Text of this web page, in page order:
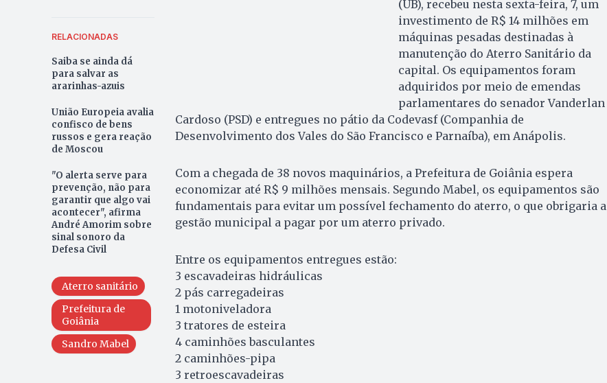
RELACIONADAS
Saiba se ainda dá
para salvar as
ararinhas-azuis
União Europeia avalia
confisco de bens
russos e gera reação
de Moscou
"O alerta serve para
prevenção, não para
garantir que algo vai
acontecer", afirma
André Amorim sobre
sinal sonoro da
Defesa Civil
Aterro sanitário
Prefeitura de
Goiânia
Sandro Mabel
(UB), recebeu nesta sexta-feira, 7, um
investimento de R$ 14 milhões em
máquinas pesadas destinadas à
manutenção do Aterro Sanitário da
capital. Os equipamentos foram
adquiridos por meio de emendas
parlamentares do senador Vanderlan
Cardoso (PSD) e entregues no pátio da Codevasf (Companhia de
Desenvolvimento dos Vales do São Francisco e Parnaíba), em Anápolis.
Com a chegada de 38 novos maquinários, a Prefeitura de Goiânia espera
economizar até R$ 9 milhões mensais. Segundo Mabel, os equipamentos são
fundamentais para evitar um possível fechamento do aterro, o que obrigaria a
gestão municipal a pagar por um aterro privado.
Entre os equipamentos entregues estão:
3 escavadeiras hidráulicas
2 pás carregadeiras
1 motoniveladora
3 tratores de esteira
4 caminhões basculantes
2 caminhões-pipa
3 retroescavadeiras